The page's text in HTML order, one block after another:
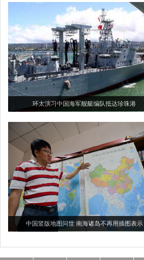
环太演习中国海军舰艇编队抵达珍珠港
中国竖版地图问世 南海诸岛不再用插图表示